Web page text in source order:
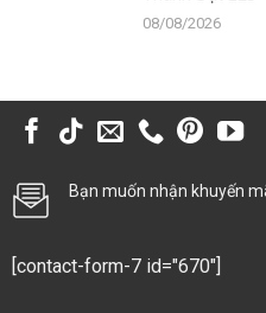
08/08/2026
Bạn muốn nhận khuyến
[contact-form-7 id="670"]